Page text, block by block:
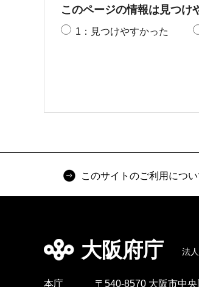
このページの情報は見つけ
1：見つけやすかった
このサイトのご利用につい
大阪府庁 法
本庁 〒540-8570 大阪市中央